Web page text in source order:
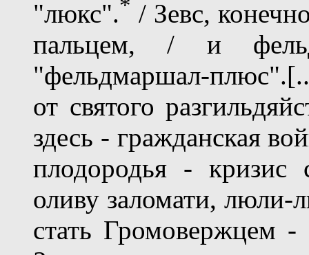
"люкс".* / Зевс,
пальцем, / и
"фельдмаршал-
от святого
здесь - гражданская
плодородья - кризис
оливу заломати, люли-
стать Громовержцем